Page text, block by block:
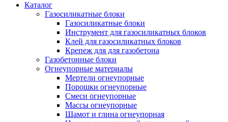
Каталог
Газосиликатные блоки
Газосиликатные блоки
Инструмент для газосиликатных блоков
Клей для газосиликатных блоков
Крепеж для для газобетона
Газобетонные блоки
Огнеупорные материалы
Мертели огнеупорные
Порошки огнеупорные
Смеси огнеупорные
Массы огнеупорные
Шамот и глина огнеупорная